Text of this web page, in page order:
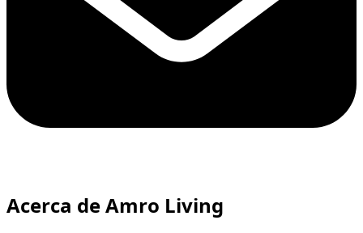
Acerca de Amro Living